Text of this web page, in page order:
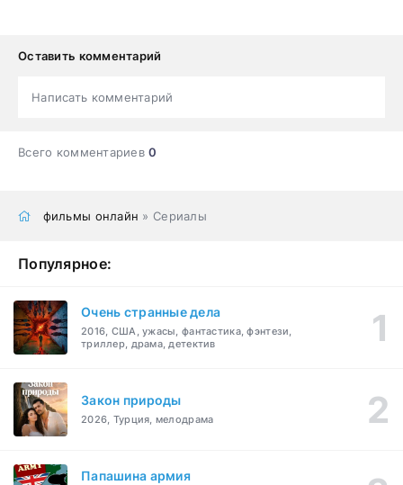
Оставить комментарий
Написать комментарий
Всего комментариев0
фильмы онлайн » Сериалы
Популярное:
Очень странные дела
2016, США, ужасы, фантастика, фэнтези,
триллер, драма, детектив
Закон природы
2026, Турция, мелодрама
Папашина армия